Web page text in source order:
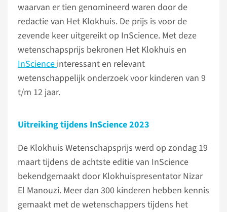
waarvan er tien genomineerd waren door de
redactie van Het Klokhuis. De prijs is voor de
zevende keer uitgereikt op InScience. Met deze
wetenschapsprijs bekronen Het Klokhuis en
InScienceinteressant en relevant
wetenschappelijk onderzoek voor kinderen van 9
t/m 12 jaar.
Uitreiking tijdens InScience 2023
De Klokhuis Wetenschapsprijs werd op zondag 19
maart tijdens de achtste editie van InScience
bekendgemaakt door Klokhuispresentator Nizar
El Manouzi. Meer dan 300 kinderen hebben kennis
gemaakt met de wetenschappers tijdens het